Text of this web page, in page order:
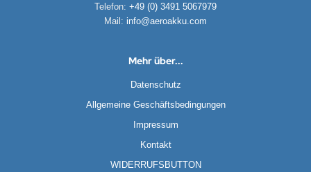
Telefon: +49 (0) 3491 5067979
Mail: info@aeroakku.com
Mehr über...
Datenschutz
Allgemeine Geschäftsbedingungen
Impressum
Kontakt
WIDERRUFSBUTTON